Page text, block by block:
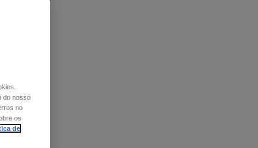
do nosso
no
os
de